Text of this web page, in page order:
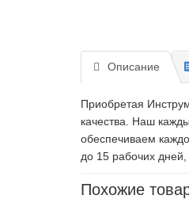
Описание
Приобретая
качества. Наш
обеспечиваем
до 15 рабочих дней,
Похожие